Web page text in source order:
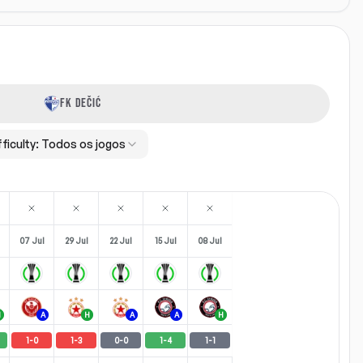
FK DEČIĆ
Todos os jogos
07 Jul 29 Jul 22 Jul 15 Jul 08 Jul
A H A A H
1-0 1-3 0-0 1-4 1-1